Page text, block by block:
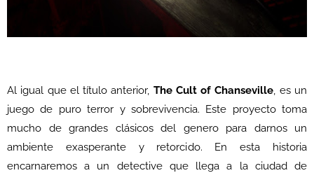
Al igual que el título anterior, The Cult of Chanseville, es un
juego de puro terror y sobrevivencia. Este proyecto toma
mucho de grandes clásicos del genero para darnos un
ambiente exasperante y retorcido. En esta historia
encarnaremos a un detective que llega a la ciudad de